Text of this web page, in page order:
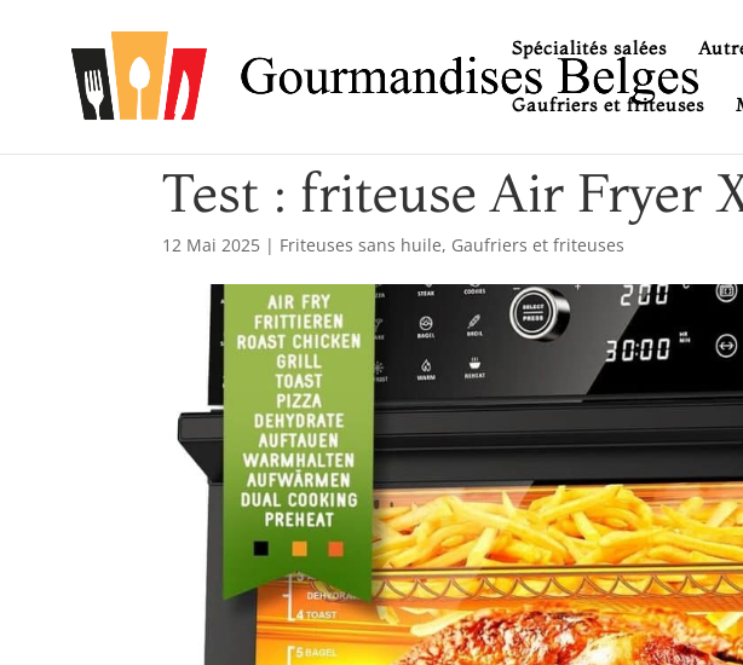
Spécialités salées
Gaufriers et friteuses
Test : friteuse Air Fryer
12 Mai 2025 | Friteuses sans huile, Gaufriers et friteuses